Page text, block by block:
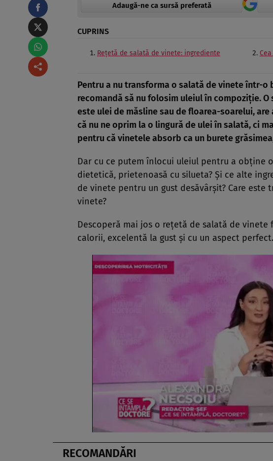
Adaugă-ne ca sursă preferată
CUPRINS
Rețetă de salată de vinete: ingrediente
Pentru a nu transforma o salată de vinete într-
recomandă să nu folosim uleiul în compoziție.
este ulei de măsline sau de floarea-soarelui,
că nu ne oprim la o lingură de ulei în salată, ci
pentru că vinetele absorb ca un burete
Dar cu ce putem înlocui uleiul pentru a obține
dietetică, prietenoasă cu silueta? Și ce alte
de vinete pentru un gust desăvârșit? Care este
vinete?
Descoperă mai jos o rețetă de salată de
calorii, excelentă la gust și cu un aspect perfect.
RECOMANDĂRI